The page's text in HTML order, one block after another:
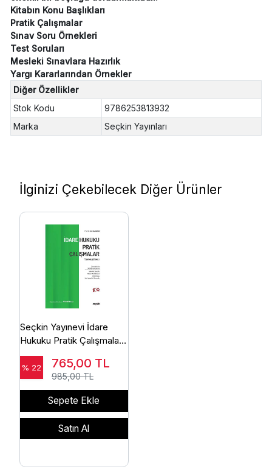
Kitabın Konu Başlıkları
Pratik Çalışmalar
Sınav Soru Örnekleri
Test Soruları
Mesleki Sınavlara Hazırlık
Yargı Kararlarından Örnekler
Diğer Özellikler
Stok Kodu
9786253813932
Marka
Seçkin Yayınları
İlginizi Çekebilecek Diğer Ürünler
Seçkin Yayınevi İdare
Hukuku Pratik Çalışmalar
(Halil Kalabalık)
% 22 765,00 TL
985,00 TL
Sepete Ekle
Satın Al